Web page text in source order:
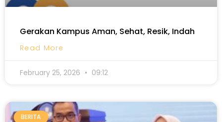
Gerakan Kampus Aman, Sehat, Resik, Indah
Read More
February 25, 2026 09:12
BERITA